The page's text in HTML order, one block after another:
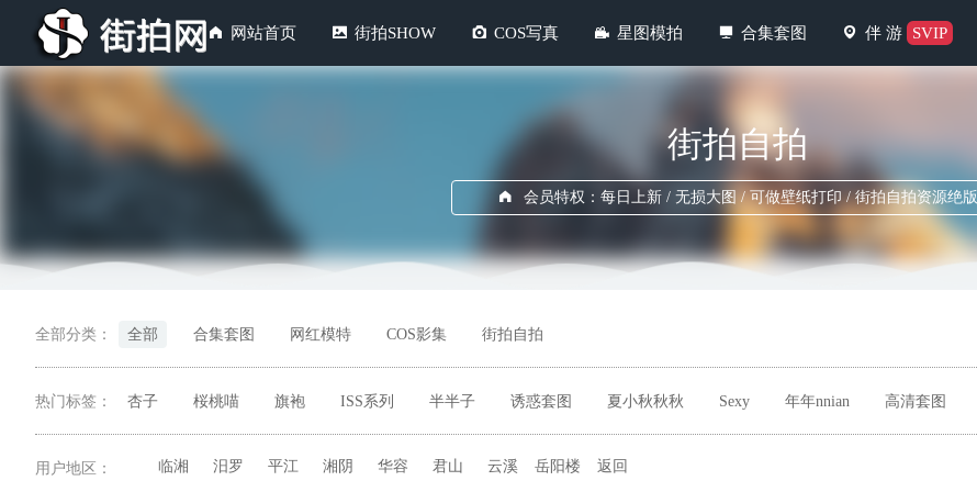
网站首页 街拍SHOW COS写真 星图模拍 合集套图 伴 游 SVIP
街拍自拍
会员特权：每日上新 / 无损大图 / 可做壁纸打印 / 街拍自拍资源绝版
全部分类： 全部 合集套图 网红模特 COS影集 街拍自拍
热门标签： 杏子 桜桃喵 旗袍 ISS系列 半半子 诱惑套图 夏小秋秋秋 Sexy 年年nnian 高清套图
用户地区： 临湘 汨罗 平江 湘阴 华容 君山 云溪 岳阳楼 返回